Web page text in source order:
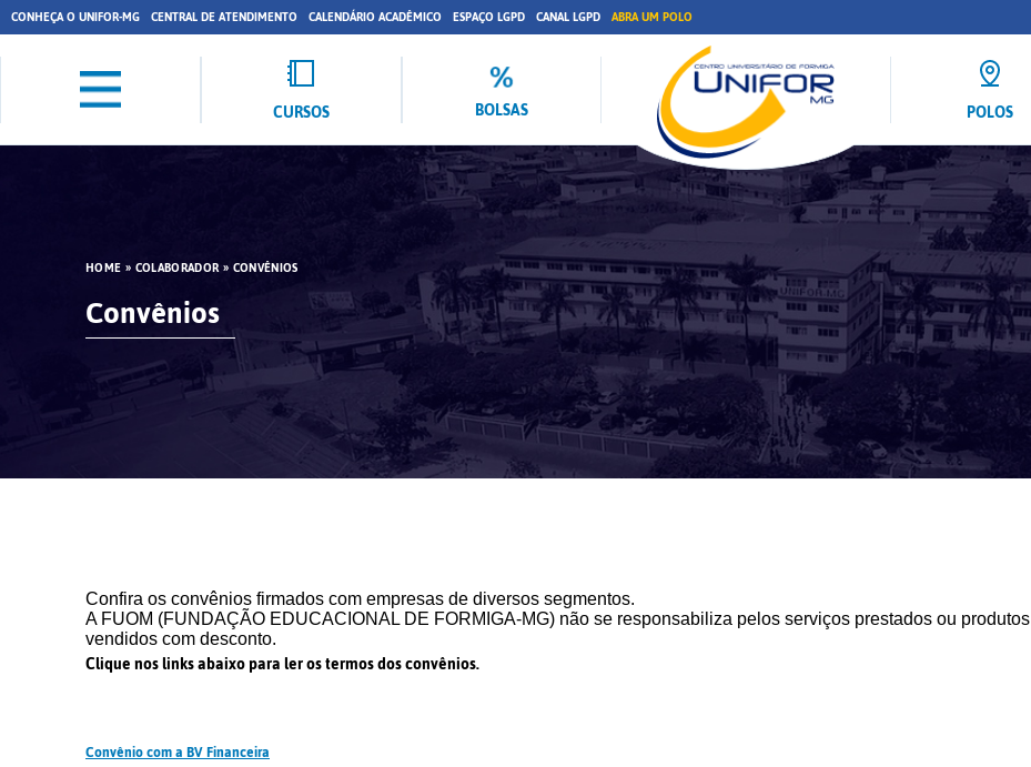
CONHEÇA O UNIFOR-MG CENTRAL DE ATENDIMENTO CALENDÁRIO ACADÊMICO ESPAÇO LGPD CANAL LGPD ABRA UM POLO
CURSOS BOLSAS POLOS
HOME»COLABORADOR»CONVÊNIOS
Convênios
Confira os convênios firmados com empresas de diversos segmentos.
A FUOM (FUNDAÇÃO EDUCACIONAL DE FORMIGA-MG) não se responsabiliza pelos serviços prestados ou produtos
vendidos com desconto.
Clique nos links abaixo para ler os termos dos convênios.
Convênio com a BV Financeira